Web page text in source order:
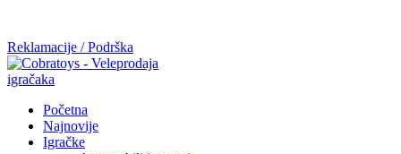
Reklamacije / Podrška
Početna
Najnovije
Igračke